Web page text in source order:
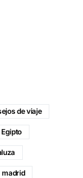
de viaje
Egipto
madrid